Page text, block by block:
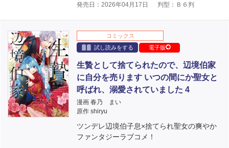
発売日：2026年04月17日
判型：Ｂ６判
コミックス
試し読みをする
電子版
生贄として捨てられたので、辺境伯家
に自分を売ります いつの間にか聖女と
呼ばれ、溺愛されていました 4
漫画 春乃 まい
原作 shiryu
ツンデレ辺境伯子息×捨てられ聖女の爽やか
ファンタジーラブコメ！